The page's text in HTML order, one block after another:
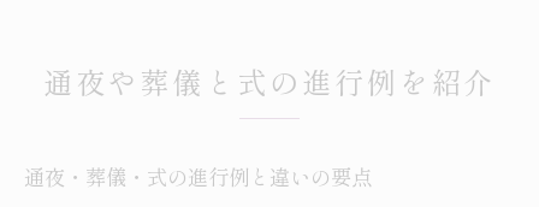
通夜や葬儀と式の進行例を紹介
通夜・葬儀・式の進行例と違いの要点